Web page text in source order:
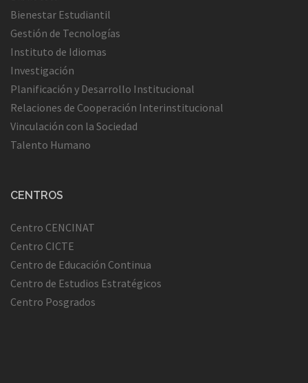
Bienestar Estudiantil
Gestión de Tecnologías
Instituto de Idiomas
Investigación
Planificación y Desarrollo Institucional
Relaciones de Cooperación Interinstitucional
Vinculación con la Sociedad
Talento Humano
CENTROS
Centro CENCINAT
Centro CICTE
Centro de Educación Continua
Centro de Estudios Estratégicos
Centro Posgrados